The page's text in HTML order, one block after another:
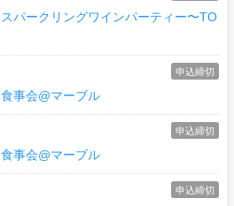
パークリングワインパーティー〜TO
事会@マーブル
申込締切
事会@マーブル
申込締切
申込締切